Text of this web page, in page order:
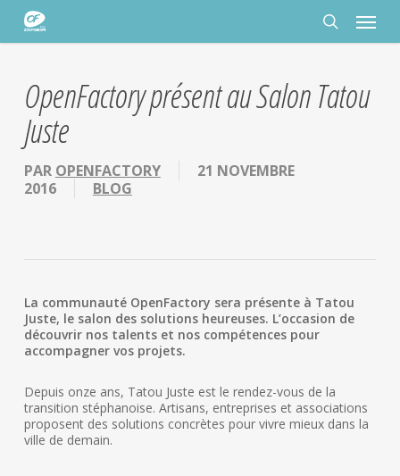
Panneau de gestion des cookies
Passer
contenu
rechercher
Menu
OpenFactory présent au Salon Tatou
Juste
PAR OPENFACTORY
21 NOVEMBRE
2016
BLOG
La communauté OpenFactory sera présente à Tatou
Juste, le salon des solutions heureuses. L’occasion de
découvrir nos talents et nos compétences pour
accompagner vos projets.
Depuis onze ans, Tatou Juste est le rendez-vous de la
transition stéphanoise. Artisans, entreprises et associations
proposent des solutions concrètes pour vivre mieux dans la
ville de demain.